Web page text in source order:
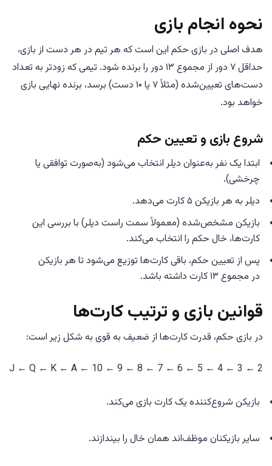
نحوه انجام بازی
هدف اصلی در بازی حکم این است که هر تیم در هر دست از بازی،
حداقل ۷ دور از مجموع ۱۳ دور را برنده شود. تیمی که زودتر به تعداد
دست‌های تعیین‌شده (مثلاً ۷ یا ۱۰ دست) برسد، برنده نهایی بازی
خواهد بود.
شروع بازی و تعیین حکم
ابتدا یک نفر به‌عنوان دیلر انتخاب می‌شود (به‌صورت توافقی یا
چرخشی).
دیلر به هر بازیکن ۵ کارت می‌دهد.
بازیکن مشخص‌شده (معمولاً سمت راست دیلر) با بررسی این
کارت‌ها، خال حکم را انتخاب می‌کند.
پس از تعیین حکم، باقی کارت‌ها توزیع می‌شود تا هر بازیکن
در مجموع ۱۳ کارت داشته باشد.
قوانین بازی و ترتیب کارت‌ها
در بازی حکم، قدرت کارت‌ها از ضعیف به قوی به شکل زیر است:
2 ← 3 ← 4 ← 5 ← 6 ← 7 ← 8 ← 9 ← 10 ← J ← Q ← K ← A
بازیکن شروع‌کننده یک کارت بازی می‌کند.
سایر بازیکنان موظف‌اند همان خال را بیندازند.